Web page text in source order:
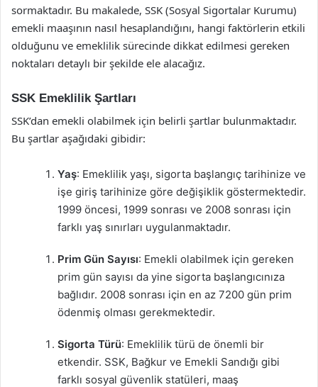
sormaktadır. Bu makalede, SSK (Sosyal Sigortalar Kurumu)
emekli maaşının nasıl hesaplandığını, hangi faktörlerin etkili
olduğunu ve emeklilik sürecinde dikkat edilmesi gereken
noktaları detaylı bir şekilde ele alacağız.
SSK Emeklilik Şartları
SSK’dan emekli olabilmek için belirli şartlar bulunmaktadır.
Bu şartlar aşağıdaki gibidir:
Yaş: Emeklilik yaşı, sigorta başlangıç tarihinize ve
işe giriş tarihinize göre değişiklik göstermektedir.
1999 öncesi, 1999 sonrası ve 2008 sonrası için
farklı yaş sınırları uygulanmaktadır.
Prim Gün Sayısı: Emekli olabilmek için gereken
prim gün sayısı da yine sigorta başlangıcınıza
bağlıdır. 2008 sonrası için en az 7200 gün prim
ödenmiş olması gerekmektedir.
Sigorta Türü: Emeklilik türü de önemli bir
etkendir. SSK, Bağkur ve Emekli Sandığı gibi
farklı sosyal güvenlik statüleri, maaş